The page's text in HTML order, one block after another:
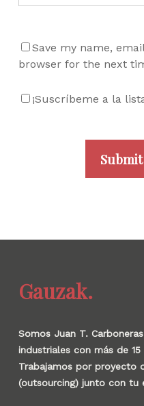
Save my name,
browser for the next
¡Suscríbeme a la
Gauzak.
Somos Juan T.
industriales con más de
Trabajamos por proyecto
(outsourcing) junto con tu